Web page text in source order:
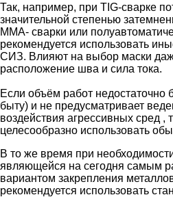
Так, например, при TIG-сварке
значительной степенью
MMA- сварки или
рекомендуется использовать
СИЗ. Влияют на выбор маски
расположение шва и сила тока.
Если объём работ недостаточно
быту) и не предусматривает
воздействия агрессивных сред ,
целесообразно использовать
В то же время при
являющейся на сегодня самым
вариантом закрепления
рекомендуется использовать